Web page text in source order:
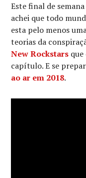
Este final de
achei que todo
esta pelo menos
teorias da
New Rockstars
capítulo. E se
ao ar em 2018.